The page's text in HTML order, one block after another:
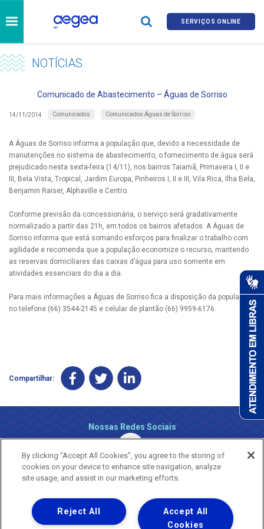
SERVIÇOS ONLINE
NOTÍCIAS
Comunicado de Abastecimento – Águas de Sorriso
14/11/2014 Comunicados Comunicados Águas de Sorriso
A Águas de Sorriso informa a população que, devido a necessidade de
manutenções no sistema de abastecimento, o fornecimento de água será
prejudicado nesta sexta-feira (14/11), nos bairros Taiamã, Primavera I, II e
III, Bela Vista, Tropical, Jardim Europa, Pinheiros I, II e III, Vila Rica, Ilha Bela,
Benjamin Raiser, Alphaville e Centro.
Conforme previsão da concessionária, o serviço será gradativamente
normalizado a partir das 21h, em todos os bairros afetados. A Águas de
Sorriso informa que está somando esforços para finalizar o trabalho com
agilidade e recomenda que a população economize o recurso, mantendo
as reservas domiciliares das caixas d’água para uso somente em
atividades essenciais do dia a dia.
Para mais informações a Águas de Sorriso fica a disposição da população
no telefone (66) 3544-2145 e celular de plantão (66) 9959-6176.
Compartilhar:
Nossas Redes Sociais
Uma empresa
Copyright ® 2026 - Todos os Direitos Reservados.
By clicking “Accept All Cookies”, you agree to the storing of
cookies on your device to enhance site navigation, analyze
site usage, and assist in our marketing efforts.
Accept All
Cookies
Reject All